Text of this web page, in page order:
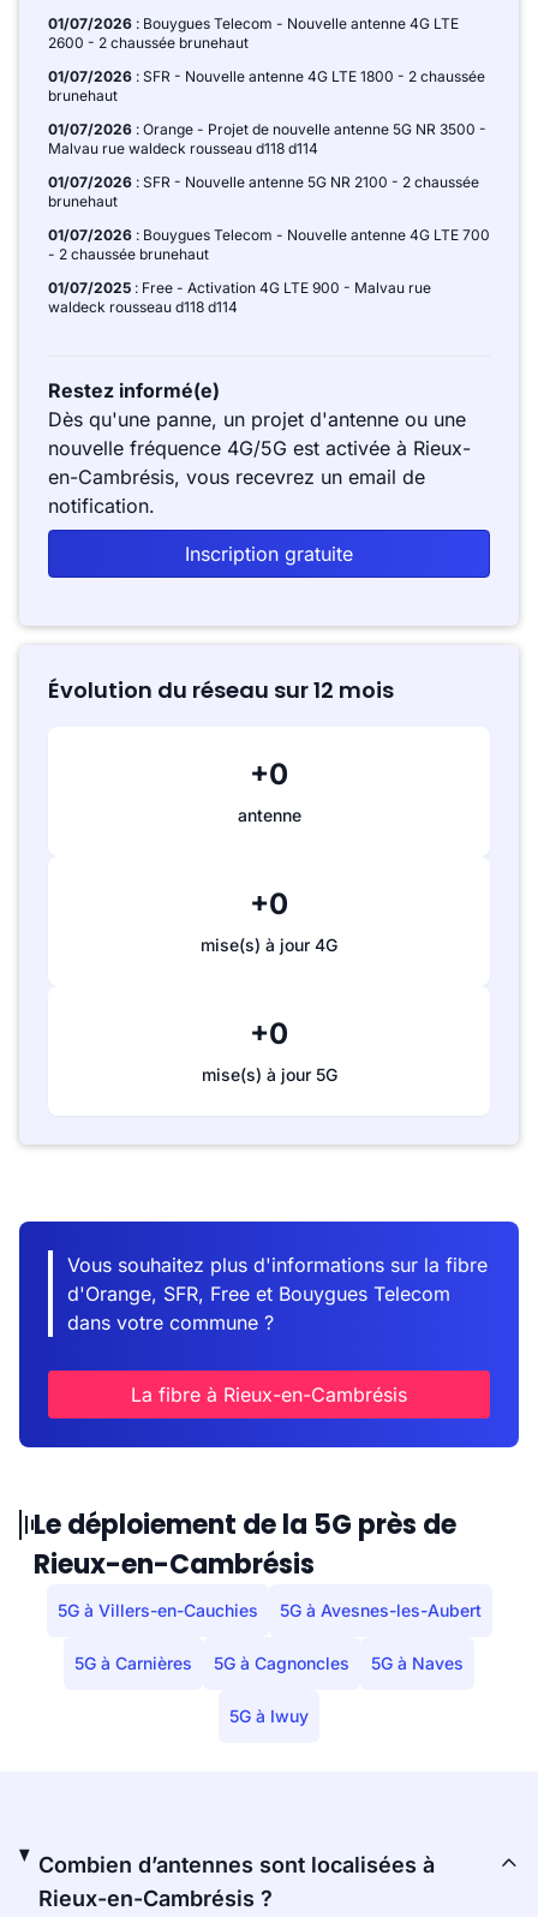
01/07/2026 : Bouygues Telecom - Nouvelle antenne 4G LTE
2600 - 2 chaussée brunehaut
01/07/2026 : SFR - Nouvelle antenne 4G LTE 1800 - 2 chaussée
brunehaut
01/07/2026 : Orange - Projet de nouvelle antenne 5G NR 3500 -
Malvau rue waldeck rousseau d118 d114
01/07/2026 : SFR - Nouvelle antenne 5G NR 2100 - 2 chaussée
brunehaut
01/07/2026 : Bouygues Telecom - Nouvelle antenne 4G LTE 700
- 2 chaussée brunehaut
01/07/2025 : Free - Activation 4G LTE 900 - Malvau rue
waldeck rousseau d118 d114
Restez informé(e)
Dès qu'une panne, un projet d'antenne ou une
nouvelle fréquence 4G/5G est activée à Rieux-
en-Cambrésis, vous recevrez un email de
notification.
Inscription gratuite
Évolution du réseau sur 12 mois
+0
antenne
+0
mise(s) à jour 4G
+0
mise(s) à jour 5G
Vous souhaitez plus d'informations sur la fibre
d'Orange, SFR, Free et Bouygues Telecom
dans votre commune ?
La fibre à Rieux-en-Cambrésis
Le déploiement de la 5G près de
Rieux-en-Cambrésis
5G à Villers-en-Cauchies 5G à Avesnes-les-Aubert
5G à Carnières 5G à Cagnoncles 5G à Naves
5G à Iwuy
Combien d’antennes sont localisées à
Rieux-en-Cambrésis ?